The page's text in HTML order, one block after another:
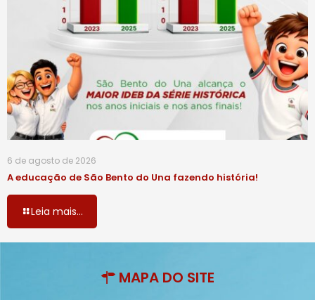
6 de agosto de 2026
A educação de São Bento do Una fazendo história!
Leia mais...
MAPA DO SITE